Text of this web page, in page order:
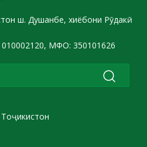
ш. Душанбе, хиёбони Рӯдакӣ
МФО: 350101626